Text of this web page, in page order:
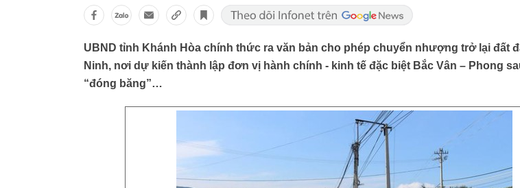
UBND tỉnh Khánh Hòa chính thức ra văn bản cho phép chuyển nhượng trở lại đất
Ninh, nơi dự kiến thành lập đơn vị hành chính - kinh tế đặc biệt Bắc Vân – Phong
“đóng băng”…